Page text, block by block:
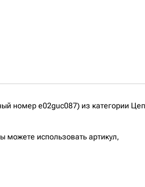
номер e02guc087) из категории
можете использовать артикул,